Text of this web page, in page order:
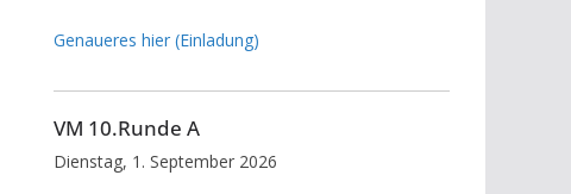
Genaueres hier (Einladung)
VM 10.Runde A
Dienstag, 1. September 2026